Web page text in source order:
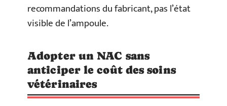
recommandations du fabricant, pas l’état
visible de l’ampoule.
Adopter un NAC sans
anticiper le coût des soins
vétérinaires